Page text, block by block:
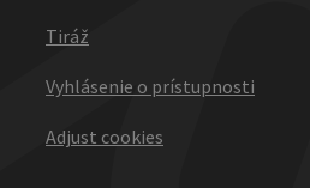
Tiráž
Vyhlásenie o prístupnosti
Adjust cookies